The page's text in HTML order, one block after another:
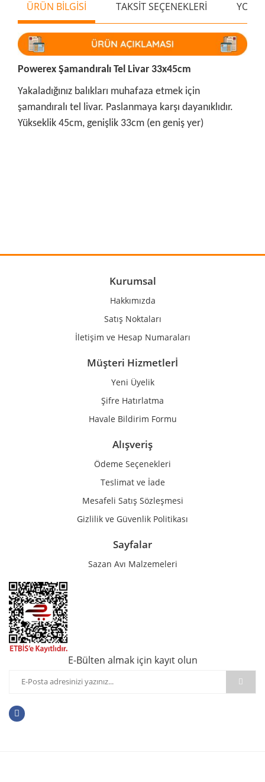
ÜRÜN BİLGİSİ TAKSİT SEÇENEKLERİ
Powerex Şamandıralı Tel Livar 33x45cm
Yakaladığınız balıkları muhafaza etmek için
şamandıralı tel livar. Paslanmaya karşı dayanıklıdır.
Yükseklik 45cm, genişlik 33cm (en geniş yer)
Ürün açıklamasında eksik bilgiler bulunuyor.
Ürün bilgilerinde hatalar bulunuyor.
Gönder
Kurumsal
Hakkımızda
Satış Noktaları
İletişim ve Hesap Numaraları
Müşteri Hizmetlerİ
Yeni Üyelik
Şifre Hatırlatma
Havale Bildirim Formu
Alışveriş
Ödeme Seçenekleri
Teslimat ve İade
Mesafeli Satış Sözleşmesi
Gizlilik ve Güvenlik Politikası
Sayfalar
Sazan Avı Malzemeleri
E-Bülten almak için kayıt olun